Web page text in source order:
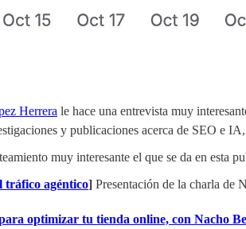
Herrera le hace una entrevista muy
y publicaciones acerca de SEO e
muy interesante el que se da en esta
tráfico agéntico] Presentación de la charla de
optimizar tu tienda online, con Nacho